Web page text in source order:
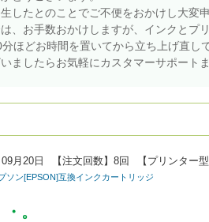
したとのことでご不便をおかけし大変
、お手数おかけしますが、インクとプ
ほどお時間を置いてから立ち上げ直し
ましたらお気軽にカスタマーサポート
09月20日 【注文回数】 8回 【プリンター型
ソン[EPSON]互換インクカートリッジ
。